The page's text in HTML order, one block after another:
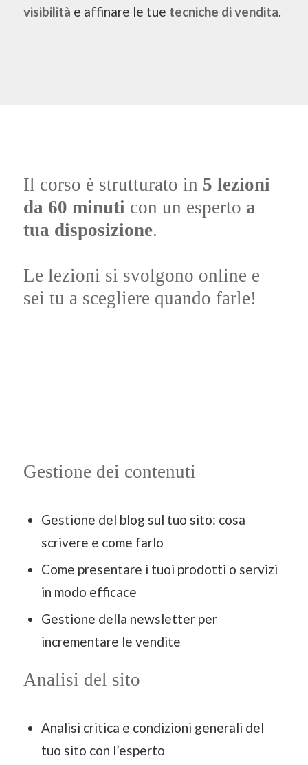
visibilità e affinare le tue tecniche di vendita.
Il corso è strutturato in 5 lezioni
da 60 minuti con un esperto a
tua disposizione.
Le lezioni si svolgono online e
sei tu a scegliere quando farle!
Gestione dei contenuti
Gestione del blog sul tuo sito: cosa
scrivere e come farlo
Come presentare i tuoi prodotti o servizi
in modo efficace
Gestione della newsletter per
incrementare le vendite
Analisi del sito
Analisi critica e condizioni generali del
tuo sito con l’esperto